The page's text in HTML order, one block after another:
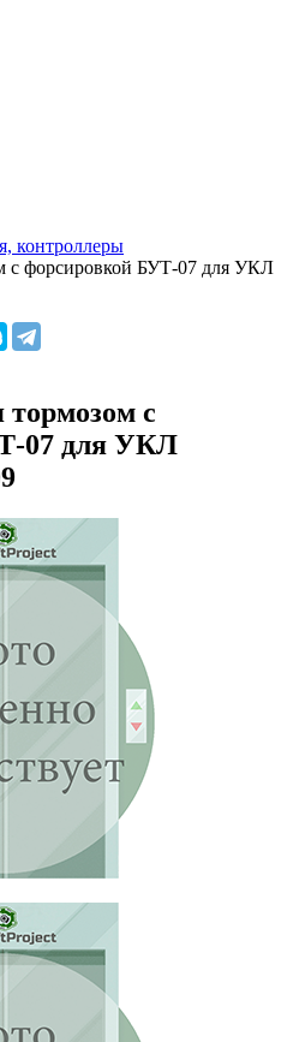
контроллеры
с форсировкой БУТ-07 для УКЛ
с
07 для УКЛ